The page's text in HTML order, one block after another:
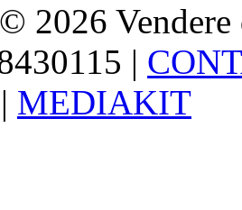
2026
|
| MEDIAKIT